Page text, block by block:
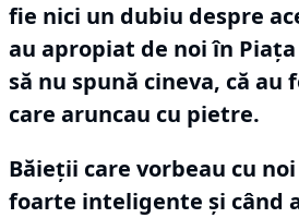
fie nici un dubiu despre
au apropiat de noi în
să nu spună cineva, că au
care aruncau cu pietre.
Băieţii care vorbeau cu
foarte inteligente şi când